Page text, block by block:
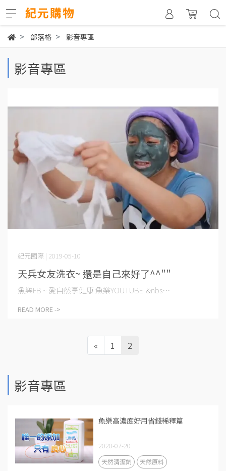
部落格 影音專區
影音專區
天兵女友洗衣~ 還是自己來好了^^""
紀元國際 | 2019-05-10
魚樂FB ~ 愛自然享健康 魚樂YOUTUBE &nbs⋯
READ MORE ->
« 1 2
影音專區
魚樂高濃度好用省錢稀釋篇
2020-07-20
天然清潔劑 天然原料